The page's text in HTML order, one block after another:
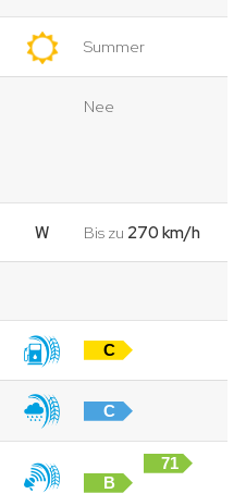
Summer
Nee
W Bis zu 270 km/h
C
C
B
71